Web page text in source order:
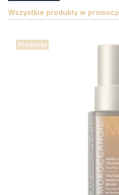
Wszystkie produkty w promocji
Promocja